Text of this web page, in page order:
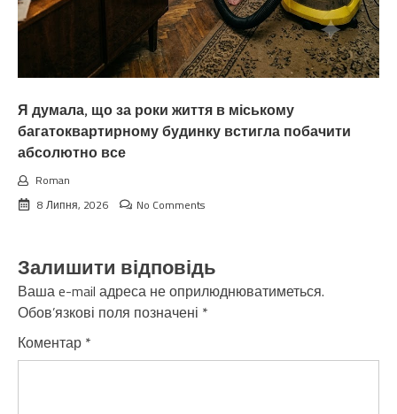
Я думала, що за роки життя в міському
багатоквартирному будинку встигла побачити
абсолютно все
Roman
8 Липня, 2026
No Comments
Залишити відповідь
Ваша e-mail адреса не оприлюднюватиметься.
Обов’язкові поля позначені *
Коментар *